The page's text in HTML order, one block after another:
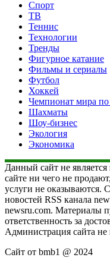
Спорт
ТВ
Теннис
Технологии
Тренды
Фигурное катание
Фильмы и сериалы
Футбол
Хоккей
Чемпионат мира
Шахматы
Шоу-бизнес
Экология
Экономика
Данный сайт не
сайте ни чего не
услуги не оказываются.
новостей RSS канала
newsru.com. Материалы
ответственность за
Администрация сайта не
Сайт от bmb1 @ 2024